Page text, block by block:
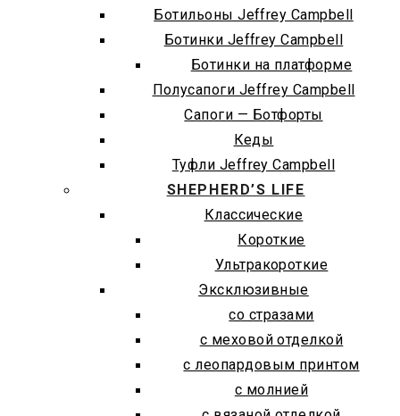
Ботильоны Jeffrey Campbell
Ботинки Jeffrey Campbell
Ботинки на платформе
Полусапоги Jeffrey Campbell
Сапоги — Ботфорты
Кеды
Туфли Jeffrey Campbell
SHEPHERD’S LIFE
Классические
Короткие
Ультракороткие
Эксклюзивные
со стразами
с меховой отделкой
с леопардовым принтом
с молнией